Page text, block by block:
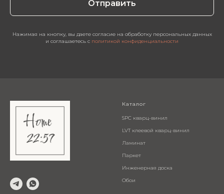
Отправить
Нажимая на кнопку, вы даете согласие на обработку персональных данных
и соглашаетесь c политикой конфиденциальности
Каталог
SPC кварц-винил
LVT клеевой кварц-винил
Ламинат
Паркет
Инженерная доска
Обои